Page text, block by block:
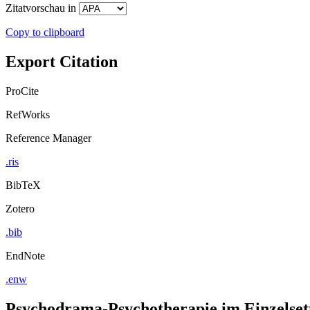
Zitatvorschau in
Copy to clipboard
Export Citation
ProCite
RefWorks
Reference Manager
.ris
BibTeX
Zotero
.bib
EndNote
.enw